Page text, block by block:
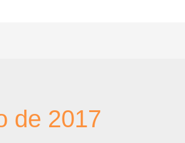
de 2017